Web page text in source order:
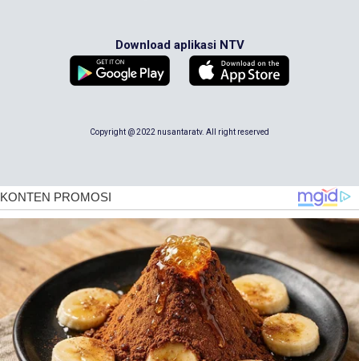
Download aplikasi NTV
Copyright @ 2022 nusantaratv. All right reserved